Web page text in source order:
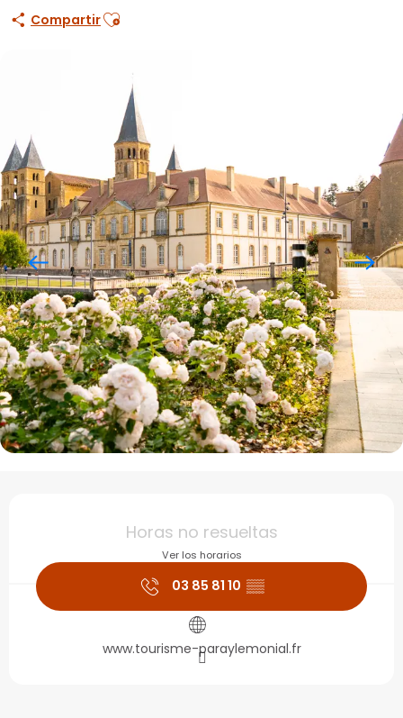
CompartirAjouter aux favoris
Horarios y datos de
Horas no resueltas
Ver los horarios
03 85 81 10 ▒▒
www.tourisme-paraylemonial.fr